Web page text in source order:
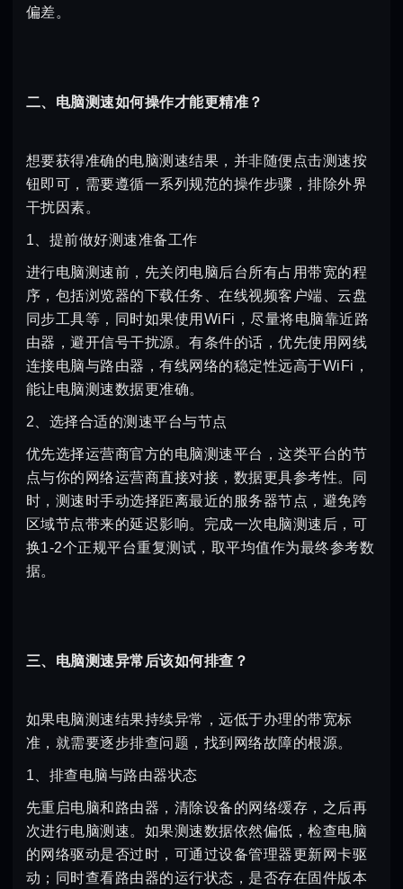
偏差。
二、电脑测速如何操作才能更精准？
想要获得准确的电脑测速结果，并非随便点击测速按
钮即可，需要遵循一系列规范的操作步骤，排除外界
干扰因素。
1、提前做好测速准备工作
进行电脑测速前，先关闭电脑后台所有占用带宽的程
序，包括浏览器的下载任务、在线视频客户端、云盘
同步工具等，同时如果使用WiFi，尽量将电脑靠近路
由器，避开信号干扰源。有条件的话，优先使用网线
连接电脑与路由器，有线网络的稳定性远高于WiFi，
能让电脑测速数据更准确。
2、选择合适的测速平台与节点
优先选择运营商官方的电脑测速平台，这类平台的节
点与你的网络运营商直接对接，数据更具参考性。同
时，测速时手动选择距离最近的服务器节点，避免跨
区域节点带来的延迟影响。完成一次电脑测速后，可
换1-2个正规平台重复测试，取平均值作为最终参考数
据。
三、电脑测速异常后该如何排查？
如果电脑测速结果持续异常，远低于办理的带宽标
准，就需要逐步排查问题，找到网络故障的根源。
1、排查电脑与路由器状态
先重启电脑和路由器，清除设备的网络缓存，之后再
次进行电脑测速。如果测速数据依然偏低，检查电脑
的网络驱动是否过时，可通过设备管理器更新网卡驱
动；同时查看路由器的运行状态，是否存在固件版本